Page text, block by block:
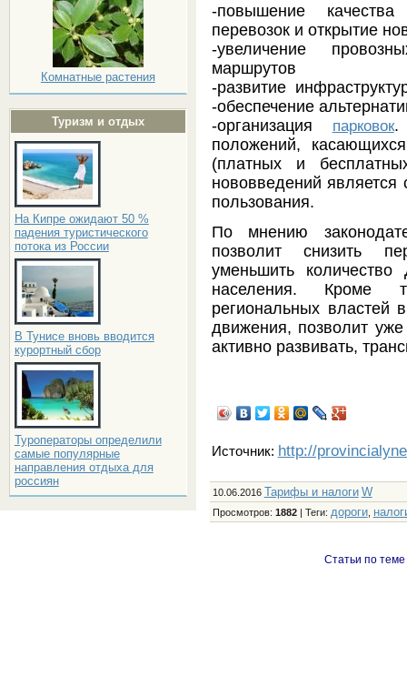
Комнатные растения
Туризм и отдых
На Кипре ожидают 50 %
падения туристического
потока из России
В Тунисе вновь вводится
курортный сбор
Туроператоры определили
самые популярные
направления отдыха для
россиян
-повышение
перевозок и открытие
-увеличение
маршрутов
-развитие
-обеспечение
-организация парковок.
положений,
(платных и
нововведений является
пользования.
По мнению
позволит снизить
уменьшить
населения. Кроме
региональных властей
движения, позволит
активно развивать,
Источник: http://
10.06.2016 Тарифы и налоги W
Просмотров: 1882| Теги: дороги,
Статьи по